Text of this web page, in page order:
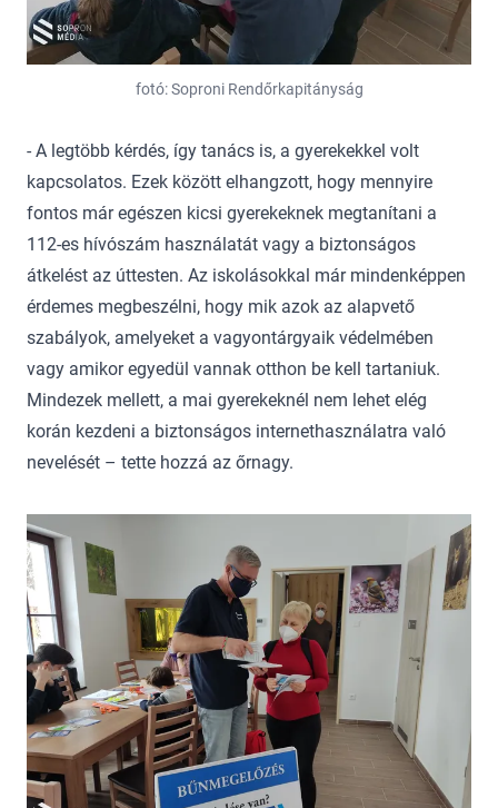
fotó: Soproni Rendőrkapitányság
- A legtöbb kérdés, így tanács is, a gyerekekkel volt
kapcsolatos. Ezek között elhangzott, hogy mennyire
fontos már egészen kicsi gyerekeknek megtanítani a
112-es hívószám használatát vagy a biztonságos
átkelést az úttesten. Az iskolásokkal már mindenképpen
érdemes megbeszélni, hogy mik azok az alapvető
szabályok, amelyeket a vagyontárgyaik védelmében
vagy amikor egyedül vannak otthon be kell tartaniuk.
Mindezek mellett, a mai gyerekeknél nem lehet elég
korán kezdeni a biztonságos internethasználatra való
nevelését – tette hozzá az őrnagy.